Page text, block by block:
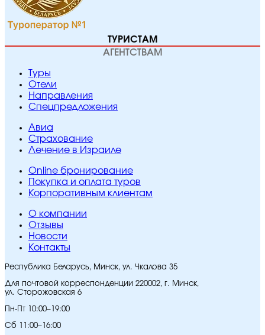
ТУРИСТАМ
АГЕНТСТВАМ
Туры
Отели
Направления
Спецпредложения
Авиа
Страхование
Лечение в Израиле
Online бронирование
Покупка и оплата туров
Корпоративным клиентам
O компании
Отзывы
Новости
Контакты
Республика Беларусь, Минск, ул. Чкалова 35
Для почтовой корреспонденции 220002, г. Минск,
ул. Сторожовская 6
Пн-Пт 10:00–19:00
Сб 11:00–16:00